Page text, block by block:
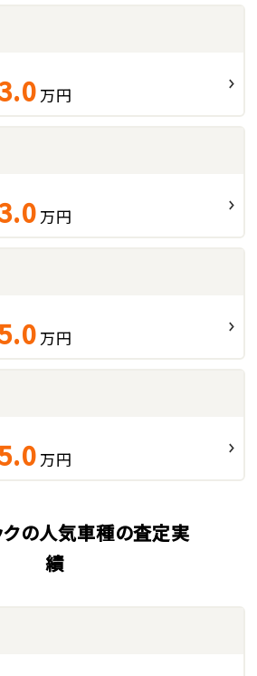
万円
万円
万円
万円
クの人気車種の査定実
績